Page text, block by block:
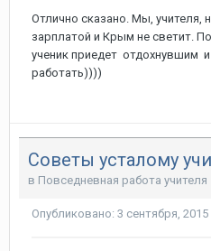
Отлично сказано. Мы, учителя,
зарплатой и Крым не светит.
ученик приедет отдохнувшим и
работать))))
в Повседневная работа учителя
Опубликовано: 3 сентября, 2015